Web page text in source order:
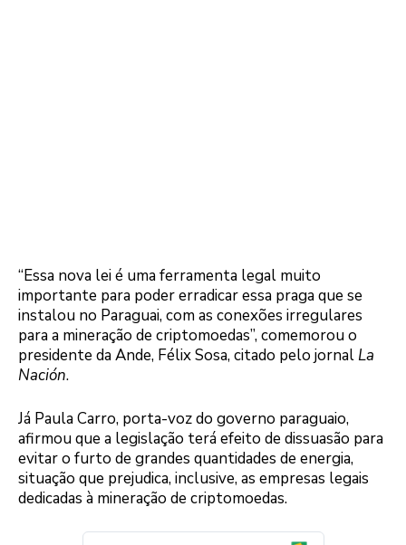
“Essa nova lei é uma ferramenta legal muito
importante para poder erradicar essa praga que se
instalou no Paraguai, com as conexões irregulares
para a mineração de criptomoedas”, comemorou o
presidente da Ande, Félix Sosa, citado pelo jornalLa
Nación.
Já Paula Carro, porta-voz do governo paraguaio,
afirmou que a legislação terá efeito de dissuasão para
evitar o furto de grandes quantidades de energia,
situação que prejudica, inclusive, as empresas legais
dedicadas à mineração de criptomoedas.